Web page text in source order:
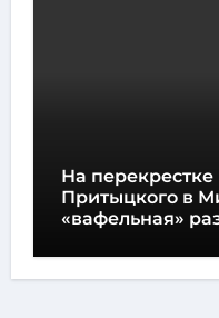
На
Притыцкого в
«вафельная»